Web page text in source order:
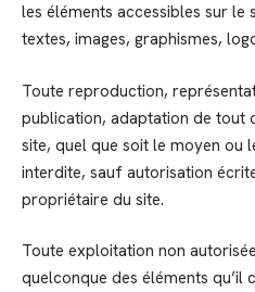
les éléments accessibles sur le
textes, images, graphismes,
Toute reproduction,
publication, adaptation de tout
site, quel que soit le moyen ou
interdite, sauf autorisation
propriétaire du site.
Toute exploitation non
quelconque des éléments qu’il